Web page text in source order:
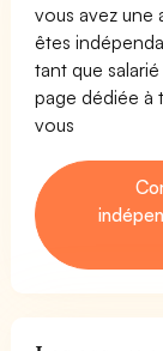
vous avez une
êtes
tant que
page dédiée à
vous